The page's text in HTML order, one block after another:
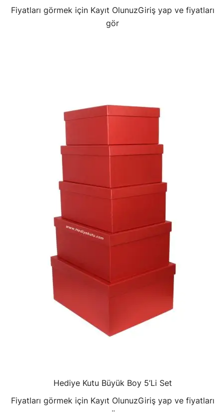
Fiyatları görmek için Kayıt OlunuzGiriş yap ve fiyatları
gör
Hediye Kutu Büyük Boy 5’Li Set
Fiyatları görmek için Kayıt OlunuzGiriş yap ve fiyatları